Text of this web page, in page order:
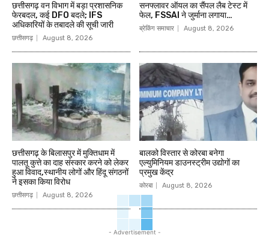
छत्तीसगढ़ वन विभाग में बड़ा प्रशासनिक
फेरबदल, कई DFO बदले; IFS
अधिकारियों के तबादले की सूची जारी
छत्तीसगढ़ August 8, 2026
सनफ्लावर ऑयल का सैंपल लैब टेस्ट में
फेल, FSSAI ने जुर्माना लगाया…
ब्रेकिंग समाचार August 8, 2026
छत्तीसगढ़ के बिलासपुर में मुक्तिधाम में
पालतू कुत्ते का दाह संस्कार करने को लेकर
हुआ विवाद,स्थानीय लोगों और हिंदू संगठनों
ने इसका किया विरोध
छत्तीसगढ़ August 8, 2026
बालको विस्तार से कोरबा बनेगा
एल्युमिनियम डाउनस्ट्रीम उद्योगों का
प्रमुख केंद्र
कोरबा August 8, 2026
- Advertisement -